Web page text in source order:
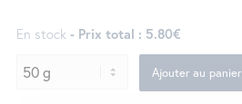
En stock - Prix total : 5.80€
Ajouter au panier